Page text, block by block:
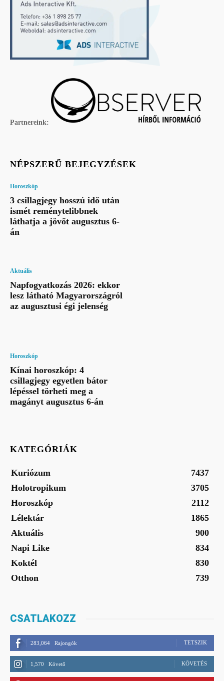
Partnereink:
NÉPSZERŰ BEJEGYZÉSEK
Horoszkóp
3 csillagjegy hosszú idő után
ismét reménytelibbnek
láthatja a jövőt augusztus 6-
án
Aktuális
Napfogyatkozás 2026: ekkor
lesz látható Magyarországról
az augusztusi égi jelenség
Horoszkóp
Kínai horoszkóp: 4
csillagjegy egyetlen bátor
lépéssel törheti meg a
magányt augusztus 6-án
KATEGÓRIÁK
Kuriózum
7437
Holotropikum
3705
Horoszkóp
2112
Lélektár
1865
Aktuális
900
Napi Like
834
Koktél
830
Otthon
739
CSATLAKOZZ
283,064 Rajongók TETSZIK
1,570 Követő KÖVETÉS